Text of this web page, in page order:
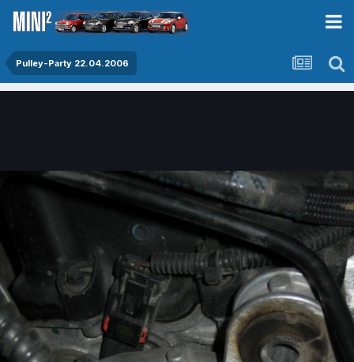
Pulley-Party 22.04.2006